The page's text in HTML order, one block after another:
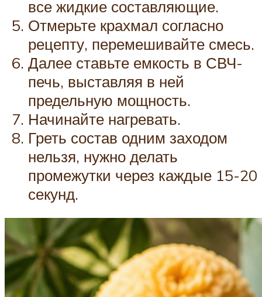
все жидкие составляющие.
Отмерьте крахмал согласно
рецепту, перемешивайте смесь.
Далее ставьте емкость в СВЧ-
печь, выставляя в ней
предельную мощность.
Начинайте нагревать.
Греть состав одним заходом
нельзя, нужно делать
промежутки через каждые 15-20
секунд.